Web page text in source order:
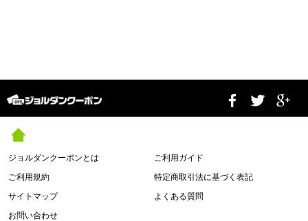
ジョルダンクーポンとは
ご利用ガイド
ご利用規約
特定商取引法に基づく表記
サイトマップ
よくある質問
お問い合わせ